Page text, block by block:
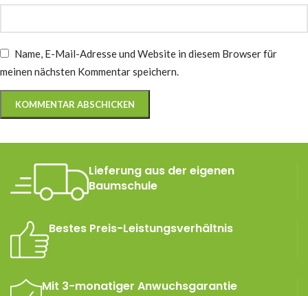
Name, E-Mail-Adresse und Website in diesem Browser für
meinen nächsten Kommentar speichern.
Lieferung aus der eigenen
Baumschule
Bestes Preis-Leistungsverhältnis
Mit 3-monatiger Anwuchsgarantie